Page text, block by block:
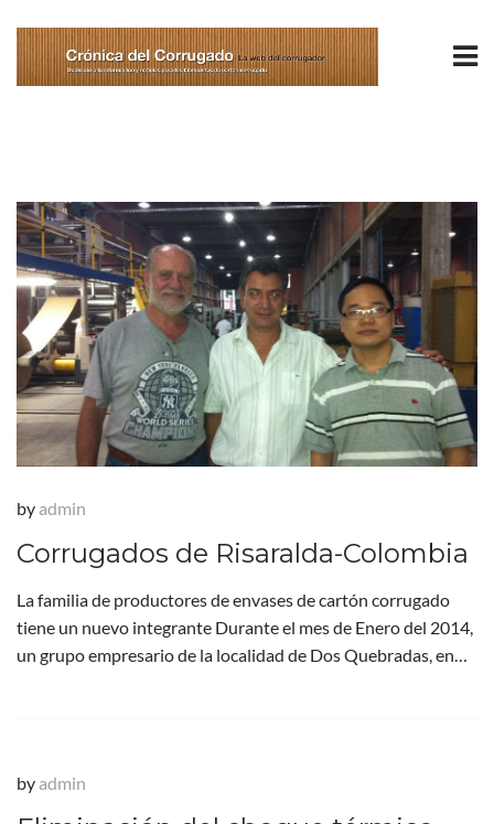
by admin
Corrugados de Risaralda-Colombia
La familia de productores de envases de cartón corrugado
tiene un nuevo integrante Durante el mes de Enero del 2014,
un grupo empresario de la localidad de Dos Quebradas, en…
by admin